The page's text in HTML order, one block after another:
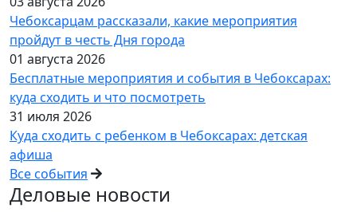
Чебоксарцам рассказали, какие мероприятия
пройдут в честь Дня города
01 августа 2026
Бесплатные мероприятия и события в Чебоксарах:
куда сходить и что посмотреть
31 июля 2026
Куда сходить с ребенком в Чебоксарах: детская
афиша
Все события
Деловые новости